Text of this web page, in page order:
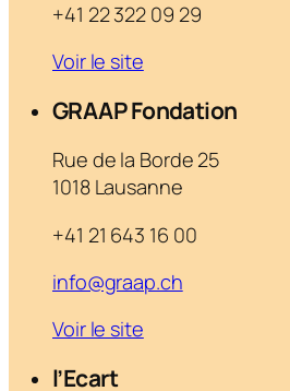
+41 22 322 09 29
Voir le site
GRAAP Fondation
Rue de la Borde 25
1018 Lausanne
+41 21 643 16 00
info@graap.ch
Voir le site
l’Ecart